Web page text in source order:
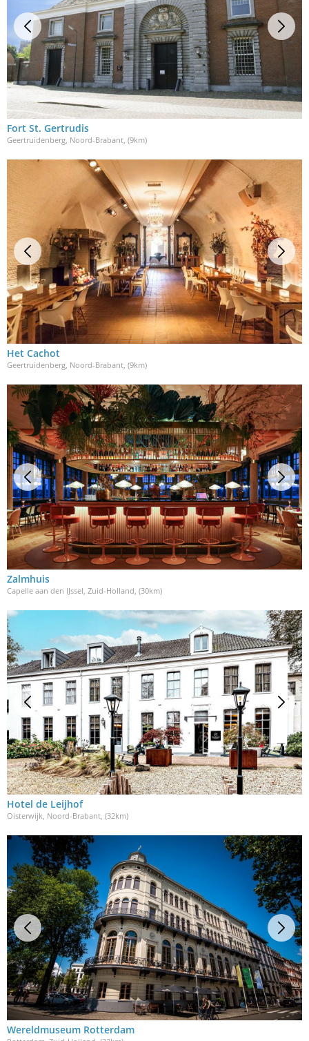
Fort St. Gertrudis
Geertruidenberg, Noord-Brabant , (9km)
Het Cachot
Geertruidenberg, Noord-Brabant, (9km)
Zalmhuis
Capelle aan den IJssel, Zuid-Holland , (30km)
Hotel de Leijhof
Oisterwijk, Noord-Brabant, (32km)
Wereldmuseum Rotterdam